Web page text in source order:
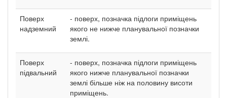
Поверх
надземний
- поверх, позначка підлоги приміщень
якого не нижче планувальної позначки
землі.
Поверх
підвальний
- поверх, позначка підлоги приміщень
якого нижче планувальної позначки
землі більше ніж на половину висоти
приміщень.